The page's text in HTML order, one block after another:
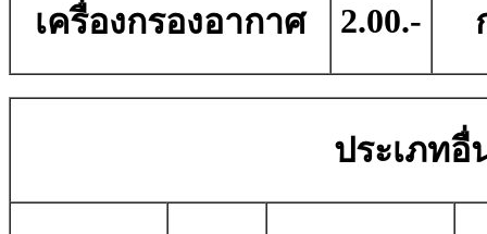
เครื่องกรองอากาศ 2.00.-
ประเภทอื่